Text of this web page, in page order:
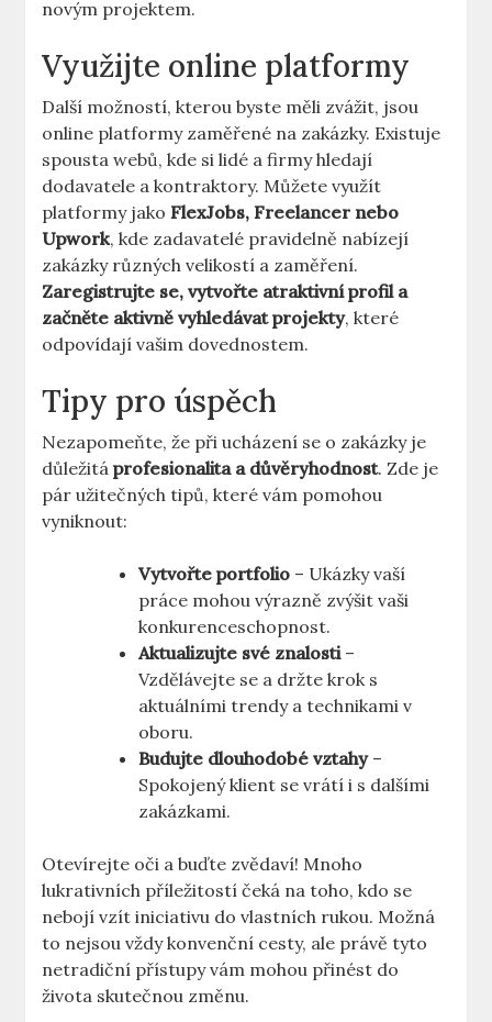
novým projektem.
Využijte online platformy
Další možností, kterou byste měli zvážit, jsou
online platformy zaměřené na zakázky. Existuje
spousta webů, kde si lidé a firmy hledají
dodavatele a kontraktory. Můžete využít
platformy jakoFlexJobs, Freelancer nebo
Upwork, kde zadavatelé pravidelně nabízejí
zakázky různých velikostí a zaměření.
Zaregistrujte se, vytvořte atraktivní profil a
začněte aktivně vyhledávat projekty, které
odpovídají vašim dovednostem.
Tipy pro úspěch
Nezapomeňte, že při ucházení se o zakázky je
důležitáprofesionalita a důvěryhodnost. Zde je
pár užitečných tipů, které vám pomohou
vyniknout:
Vytvořte portfolio – Ukázky vaší
práce mohou výrazně zvýšit vaši
konkurenceschopnost.
Aktualizujte své znalosti–
Vzdělávejte se a držte krok s
aktuálními trendy a technikami v
oboru.
Budujte dlouhodobé vztahy–
Spokojený klient se vrátí i s dalšími
zakázkami.
Otevírejte oči a buďte zvědaví! Mnoho
lukrativních příležitostí čeká na toho, kdo se
nebojí vzít iniciativu do vlastních rukou. Možná
to nejsou vždy konvenční cesty, ale právě tyto
netradiční přístupy vám mohou přinést do
života skutečnou změnu.